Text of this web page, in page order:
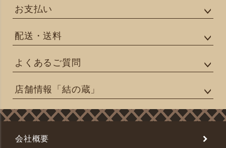
お支払い
配送・送料
よくあるご質問
店舗情報「結の蔵」
会社概要